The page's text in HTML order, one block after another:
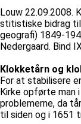
Louw 22.09.2008.
stitistiske bidrag
geografi) 1849-
Nedergaard. Bind
Klokketårn og
For at stabilisere
Kirke opførte man
problemerne, da
til siden og i 1651